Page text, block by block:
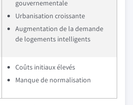
gouvernementale
Urbanisation croissante
Augmentation de la demande
de logements intelligents
Coûts initiaux élevés
Manque de normalisation